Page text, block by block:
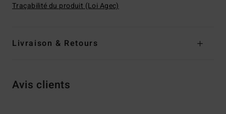
Traçabilité du produit (Loi Agec)
Livraison & Retours
Avis clients